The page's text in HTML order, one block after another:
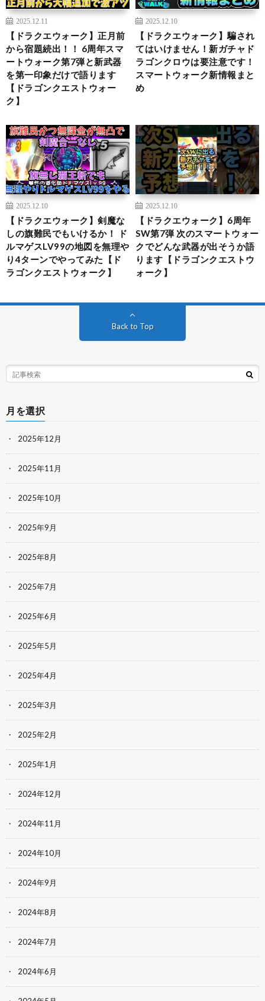
2025.12.11
【ドラクエウォーク】正月前
から宿題続出！！ 6周年スマ
ートウォーク第7弾と新武器
を第一印象だけで語ります
【ドラゴンクエストウォー
ク】
2025.12.10
【ドラクエウォーク】騙され
てはいけません！新ガチャド
ラゴンクロウは要注意です！
スマートウォーク新情報まと
め
2025.12.10
【ドラクエウォーク】剣魔な
しの旗難民でもいけるか！ ド
ルマゲスLV99の地図を無理や
り4ターンでやってみた【ド
ラゴンクエストウォーク】
2025.12.10
【ドラクエウォーク】6周年
SW第7弾 次のスマートウォー
クでどんな武器が出そうか語
ります【ドラゴンクエストウ
ォーク】
Back to Top
月を選択
2025年12月
2025年11月
2025年10月
2025年9月
2025年8月
2025年7月
2025年6月
2025年5月
2025年4月
2025年3月
2025年2月
2025年1月
2024年12月
2024年11月
2024年10月
2024年9月
2024年8月
2024年7月
2024年6月